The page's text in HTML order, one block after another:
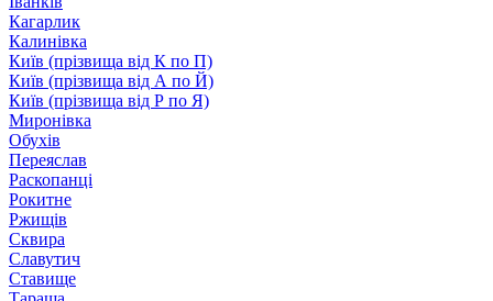
Кагарлик
Калинівка
Київ (прізвища від К по П)
Київ (прізвища від А по Й)
Київ (прізвища від Р по Я)
Миронівка
Обухів
Переяслав
Раскопанці
Рокитне
Ржищів
Сквира
Славутич
Ставище